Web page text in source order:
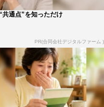
25分
共通点”を知っただけ
PR(合同会社デジタルファーム )